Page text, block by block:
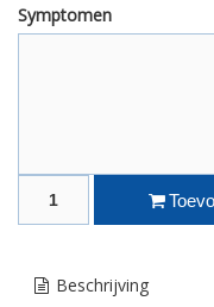
Symptomen
Ford Ka koppelsensor
Beschrijving